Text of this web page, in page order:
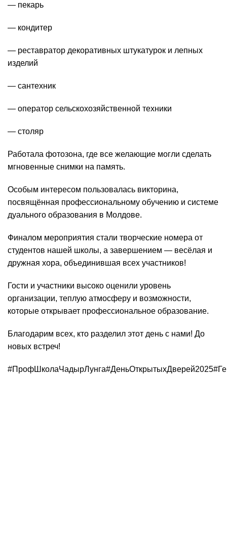
— пекарь
— кондитер
— реставратор декоративных штукатурок и лепных
изделий
— сантехник
— оператор сельскохозяйственной техники
— столяр
Работала фотозона, где все желающие могли сделать
мгновенные снимки на память.
Особым интересом пользовалась викторина,
посвящённая профессиональному обучению и системе
дуального образования в Молдове.
Финалом мероприятия стали творческие номера от
студентов нашей школы, а завершением — весёлая и
дружная хора, объединившая всех участников!
Гости и участники высоко оценили уровень
организации, теплую атмосферу и возможности,
которые открывает профессиональное образование.
Благодарим всех, кто разделил этот день с нами! До
новых встреч!
#ПрофШколаЧадырЛунга#ДеньОткрытыхДверей2025